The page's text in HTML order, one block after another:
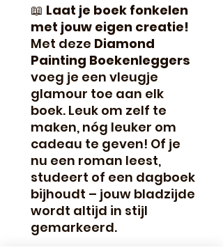
📖 Laat je boek fonkelen
met jouw eigen creatie!
Met deze Diamond
Painting Boekenleggers
voeg je een vleugje
glamour toe aan elk
boek. Leuk om zelf te
maken, nóg leuker om
cadeau te geven! Of je
nu een roman leest,
studeert of een dagboek
bijhoudt – jouw bladzijde
wordt altijd in stijl
gemarkeerd.